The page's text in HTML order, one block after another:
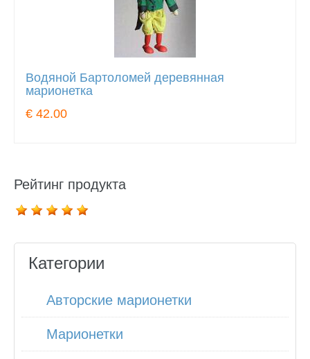
Водяной Бартоломей деревянная
марионетка
€ 42.00
Рейтинг продукта
Категории
Авторские марионетки
Марионетки